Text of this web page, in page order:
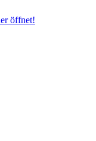
öffnet!